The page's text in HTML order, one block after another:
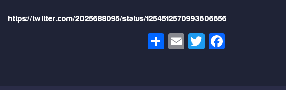
https://twitter.com/2025688095/status/1254512570993606656
Facebook
Twitter
Email